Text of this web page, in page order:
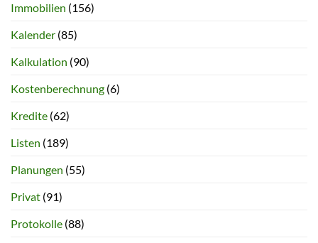
Immobilien (156)
Kalender (85)
Kalkulation (90)
Kostenberechnung (6)
Kredite (62)
Listen (189)
Planungen (55)
Privat (91)
Protokolle (88)